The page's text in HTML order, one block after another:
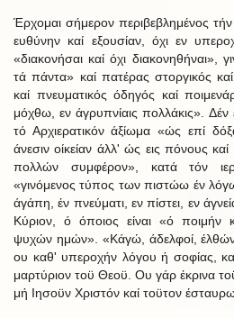
Έρχομαι σήμερον περιβεβλημένος τήν
ευθύνην καί εξουσίαν, όχι εν
«διακονήσαι καί όχι διακονηθήναι»,
τά πάντα» καί πατέρας στοργικός
καί πνευματικός όδηγός καί
μόχθω, εν άγρυπνίαις πολλάκις».
τό Αρχιερατικόν άξίωμα «ώς επί
άνεσιν οίκείαν άλλ' ώς εις πόνους
πολλών συμφέρον», κατά τόν
«γινόμενος τύπος των πιστώω έν
άγάπη, έν πνεύματι, εν πίστει, εν
Κύριον, ό όποιος είναι «ό ποιμήν
ψυχών ημών». «Κάγώ, άδελφοί,
ου καθ' υπεροχήν λόγου ή σοφίας,
μαρτύριον τοϋ Θεοϋ. Ου γάρ έκρινα τοϋ
μή Ιησοϋν Χριστόν καί τοϋτον